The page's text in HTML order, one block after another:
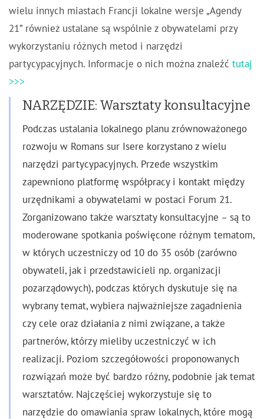
wielu innych miastach Francji lokalne wersje „Agendy
21” również ustalane są wspólnie z obywatelami przy
wykorzystaniu różnych metod i narzędzi
partycypacyjnych. Informacje o nich można znaleźć tutaj
>>>
NARZĘDZIE: Warsztaty konsultacyjne
Podczas ustalania lokalnego planu zrównoważonego
rozwoju w Romans sur Isere korzystano z wielu
narzędzi partycypacyjnych. Przede wszystkim
zapewniono platformę współpracy i kontakt między
urzędnikami a obywatelami w postaci Forum 21.
Zorganizowano także warsztaty konsultacyjne – są to
moderowane spotkania poświęcone różnym tematom,
w których uczestniczy od 10 do 35 osób (zarówno
obywateli, jak i przedstawicieli np. organizacji
pozarządowych), podczas których dyskutuje się na
wybrany temat, wybiera najważniejsze zagadnienia
czy cele oraz działania z nimi związane, a także
partnerów, którzy mieliby uczestniczyć w ich
realizacji. Poziom szczegółowości proponowanych
rozwiązań może być bardzo różny, podobnie jak temat
warsztatów. Najczęściej wykorzystuje się to
narzędzie do omawiania spraw lokalnych, które mogą